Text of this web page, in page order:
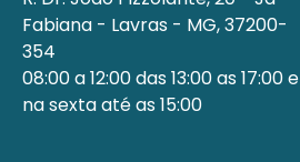
Fabiana - Lavras - MG, 37200-
354
08:00 a 12:00 das 13:00 as 17:00 e
na sexta até as 15:00